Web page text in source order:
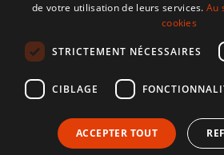
de votre utilisation de leurs services.Au
cookies
STRICTEMENT NÉCESSAIRES
CIBLAGE
ACCEPTER TOUT